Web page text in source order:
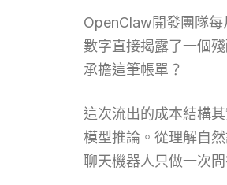
OpenClaw開發團隊
數字直接揭露了一個
承擔這筆帳單？
這次流出的成本結構
模型推論。從理解自
聊天機器人只做一次